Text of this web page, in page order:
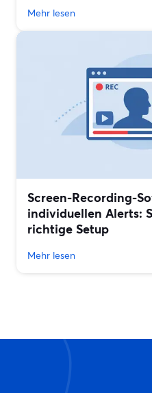
Mehr lesen
Screen-Recording-
individuellen Alerts:
richtige Setup
Mehr lesen